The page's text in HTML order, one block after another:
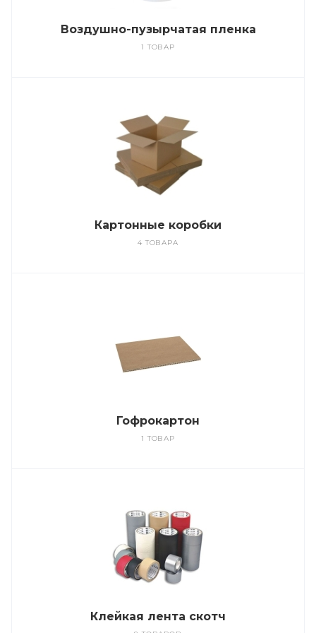
Воздушно-пузырчатая пленка
1 ТОВАР
Картонные коробки
4 ТОВАРА
Гофрокартон
1 ТОВАР
Клейкая лента скотч